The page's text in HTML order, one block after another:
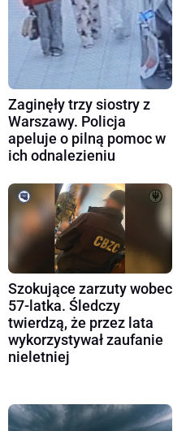
Zaginęły trzy siostry z
Warszawy. Policja
apeluje o pilną pomoc w
ich odnalezieniu
Szokujące zarzuty wobec
57-latka. Śledczy
twierdzą, że przez lata
wykorzystywał zaufanie
nieletniej